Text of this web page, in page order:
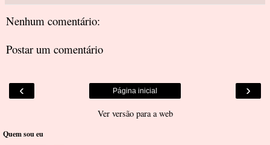
Nenhum comentário:
Postar um comentário
‹ ›
Página inicial
Ver versão para a web
Quem sou eu